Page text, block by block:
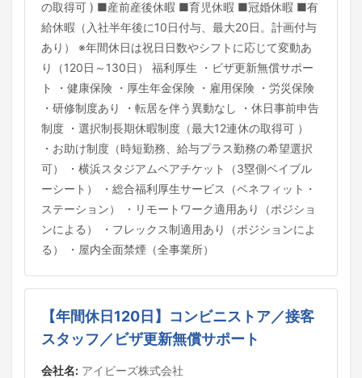
の取得可 ) ■産前産後休暇 ■育児休暇 ■冠婚休暇 ■有
給休暇（入社半年後に10日付与、最大20日。計画付与
あり） ※年間休日は祝日日数やシフトに応じて変動あ
り（120日～130日） 福利厚生 ・ビザ更新無償サポー
ト ・健康保険 ・厚生年金保険 ・雇用保険 ・労災保険
・研修制度あり ・転居を伴う異動なし ・休日事前申告
制度 ・選択制長期休暇制度（最大12連休の取得可 ）
・お助け制度（時短勤務、給与プラス勤務の希望選択
可） ・横浜スタジアムペアチケット（3塁側ベイブル
ーシート） ・総合福利厚生サービス（ベネフィット・
ステーション） ・リモートワーク適用あり（ポジショ
ンによる） ・フレックス制適用あり（ポジションによ
る） ・屋内全面禁煙（全事業所）
【年間休日120日】コンビニストア／接客
スタッフ／ビザ更新無償サポート
会社名: アイビーズ株式会社